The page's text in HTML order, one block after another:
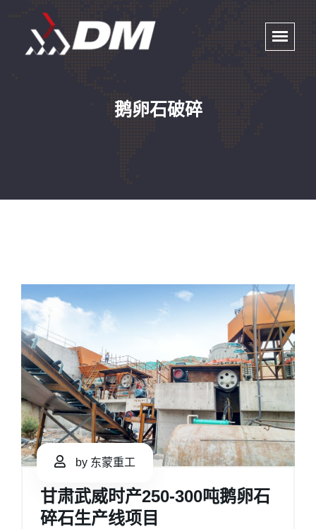
鹅卵石破碎
by 东蒙重工
甘肃武威时产250-300吨鹅卵石
碎石生产线项目